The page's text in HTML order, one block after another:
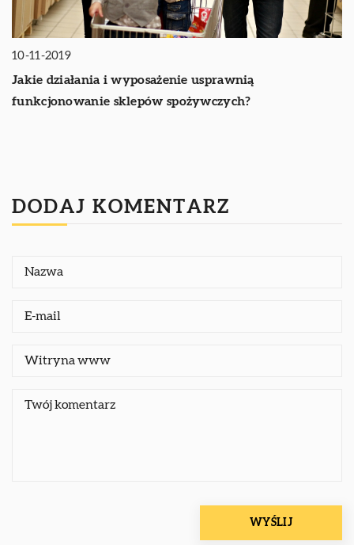
10-11-2019
Jakie działania i wyposażenie usprawnią
funkcjonowanie sklepów spożywczych?
DODAJ KOMENTARZ